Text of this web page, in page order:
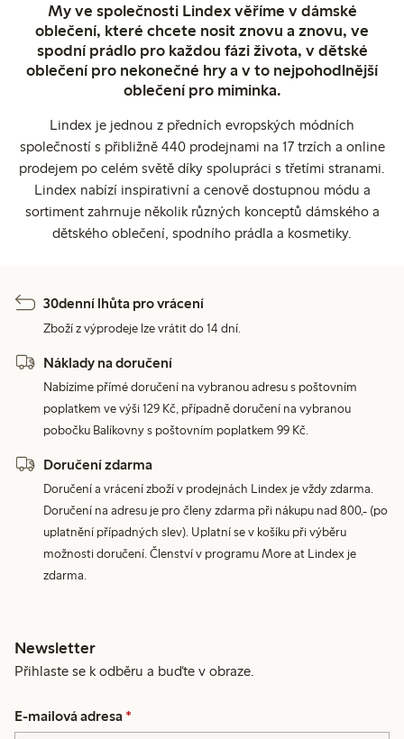
My ve společnosti Lindex věříme v dámské
oblečení, které chcete nosit znovu a znovu, ve
spodní prádlo pro každou fázi života, v dětské
oblečení pro nekonečné hry a v to nejpohodlnější
oblečení pro miminka.
Lindex je jednou z předních evropských módních
společností s přibližně 440 prodejnami na 17 trzích a online
prodejem po celém světě díky spolupráci s třetími stranami.
Lindex nabízí inspirativní a cenově dostupnou módu a
sortiment zahrnuje několik různých konceptů dámského a
dětského oblečení, spodního prádla a kosmetiky.
30denní lhůta pro vrácení
Zboží z výprodeje lze vrátit do 14 dní.
Náklady na doručení
Nabízíme přímé doručení na vybranou adresu s poštovním
poplatkem ve výši 129 Kč, případně doručení na vybranou
pobočku Balíkovny s poštovním poplatkem 99 Kč.
Doručení zdarma
Doručení a vrácení zboží v prodejnách Lindex je vždy zdarma.
Doručení na adresu je pro členy zdarma při nákupu nad 800,- (po
uplatnění případných slev). Uplatní se v košíku při výběru
možnosti doručení. Členství v programu More at Lindex je
zdarma.
Newsletter
Přihlaste se k odběru a buďte v obraze.
E-mailová adresa *